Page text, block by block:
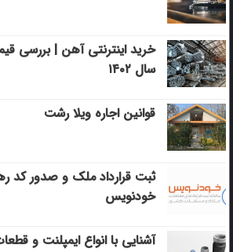
خرید اینترنتی آهن | بررسی
سال ۱۴۰۲
قوانین اجاره ویلا رشت
ثبت قرارداد ملک و صدور کد
خودنویس
آشنایی با انواع ایمپلنت و